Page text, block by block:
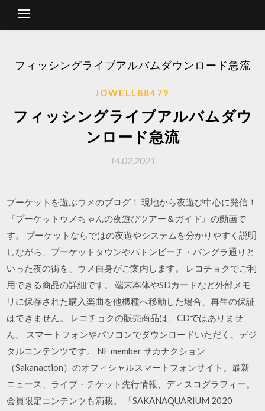
フィッシングライブアルバムダウンロード急流
JOWELL88479
フィッシングライブアルバムダウ
ンロード急流
14.02.2021
プーケットを遊ぶウメのブログ！ 現地から夜遊び中心に発信！
『プーケットウメちゃんの夜遊びツアー＆ガイド』の動画で
す。 プーケットならではの夜遊やシステムを分かりやすく説明
しながら、プーケットタウンやパトンビーチ・バングラ通りと
いった夜の街を、ウメ自身がご案内します。 レコチョクでご利
用できる商品の詳細です。 端末本体やSDカードなど外部メモ
リに保存された購入楽曲を他機種へ移動した場合、再生の保証
はできません。 レコチョクの販売商品は、CDではありませ
ん。 スマートフォンやパソコンでダウンロードいただく、デジ
タルコンテンツです。 NF member サカナクション
（Sakanaction）のオフィシャルスマートフォンサイト。最新
ニュース、ライブ・チケット先行情報、ディスコグラフィー。
会員限定コンテンツも満載。 「SAKANAQUARIUM 2020